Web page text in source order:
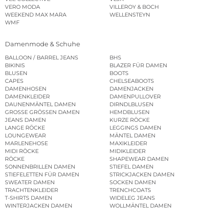
VERO MODA
VILLEROY & BOCH
WEEKEND MAX MARA
WELLENSTEYN
WMF
Damenmode & Schuhe
BALLOON / BARREL JEANS
BHS
BIKINIS
BLAZER FÜR DAMEN
BLUSEN
BOOTS
CAPES
CHELSEABOOTS
DAMENHOSEN
DAMENJACKEN
DAMENKLEIDER
DAMENPULLOVER
DAUNENMÄNTEL DAMEN
DIRNDLBLUSEN
GROSSE GRÖSSEN DAMEN
HEMDBLUSEN
JEANS DAMEN
KURZE RÖCKE
LANGE RÖCKE
LEGGINGS DAMEN
LOUNGEWEAR
MÄNTEL DAMEN
MARLENEHOSE
MAXIKLEIDER
MIDI RÖCKE
MIDIKLEIDER
RÖCKE
SHAPEWEAR DAMEN
SONNENBRILLEN DAMEN
STIEFEL DAMEN
STIEFELETTEN FÜR DAMEN
STRICKJACKEN DAMEN
SWEATER DAMEN
SOCKEN DAMEN
TRACHTENKLEIDER
TRENCHCOATS
T-SHIRTS DAMEN
WIDELEG JEANS
WINTERJACKEN DAMEN
WOLLMÄNTEL DAMEN